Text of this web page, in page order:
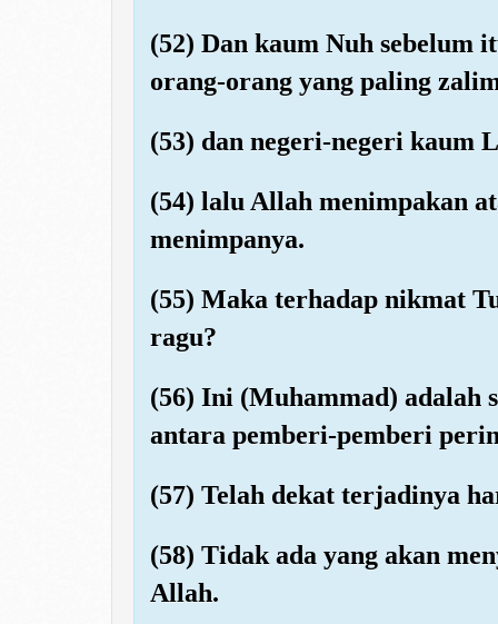
(52) Dan kaum Nuh sebelum
orang-orang yang paling
(53) dan negeri-negeri kaum
(54) lalu Allah menimpakan
menimpanya.
(55) Maka terhadap nikmat
ragu?
(56) Ini (Muhammad) adalah
antara pemberi-pemberi
(57) Telah dekat terjadinya
(58) Tidak ada yang akan
Allah.